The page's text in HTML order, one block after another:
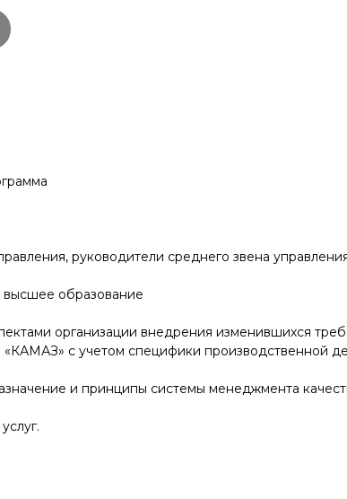
руководители среднего звена
образование
организации внедрения изменившихся
с учетом специфики производственной
и принципы системы менеджмента